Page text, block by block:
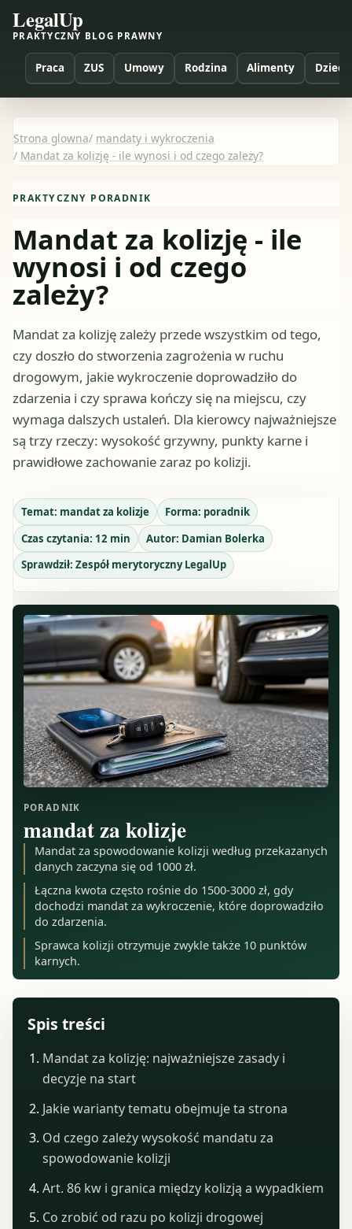
LegalUp
PRAKTYCZNY BLOG PRAWNY
Praca ZUS Umowy Rodzina Alimenty Dzieci
Strona glowna/ mandaty i wykroczenia
/ Mandat za kolizję - ile wynosi i od czego zależy?
PRAKTYCZNY PORADNIK
Mandat za kolizję - ile
wynosi i od czego
zależy?
Mandat za kolizję zależy przede wszystkim od tego,
czy doszło do stworzenia zagrożenia w ruchu
drogowym, jakie wykroczenie doprowadziło do
zdarzenia i czy sprawa kończy się na miejscu, czy
wymaga dalszych ustaleń. Dla kierowcy najważniejsze
są trzy rzeczy: wysokość grzywny, punkty karne i
prawidłowe zachowanie zaraz po kolizji.
Temat: mandat za kolizje Forma: poradnik
Czas czytania: 12 min Autor: Damian Bolerka
Sprawdził: Zespół merytoryczny LegalUp
PORADNIK
mandat za kolizje
Mandat za spowodowanie kolizji według przekazanych
danych zaczyna się od 1000 zł.
Łączna kwota często rośnie do 1500-3000 zł, gdy
dochodzi mandat za wykroczenie, które doprowadziło
do zdarzenia.
Sprawca kolizji otrzymuje zwykle także 10 punktów
karnych.
Spis treści
Mandat za kolizję: najważniejsze zasady i
decyzje na start
Jakie warianty tematu obejmuje ta strona
Od czego zależy wysokość mandatu za
spowodowanie kolizji
Art. 86 kw i granica między kolizją a wypadkiem
Co zrobić od razu po kolizji drogowej